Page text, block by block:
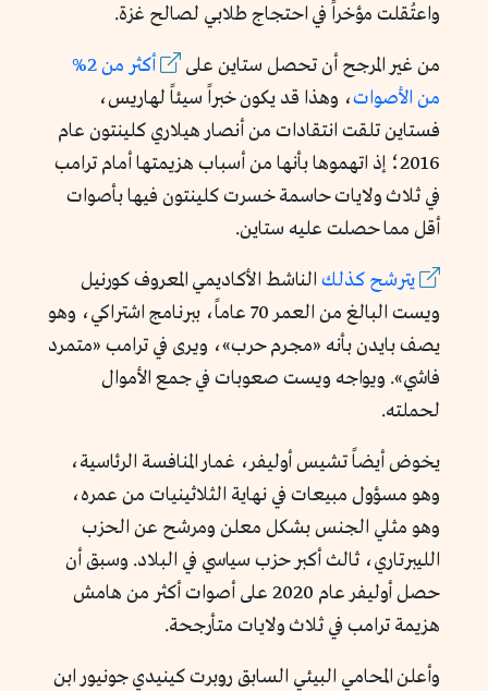
واعتُقلت مؤخراً في احتجاج طلابي لصالح غزة.
من غير المرجح أن تحصل ستاين على
أكثر من 2%
من الأصوات، وهذا قد يكون خبراً سيئاً لهاريس،
فستاين تلقت انتقادات من أنصار هيلاري كلينتون عام
2016؛ إذ اتهموها بأنها من أسباب هزيمتها أمام ترامب
في ثلاث ولايات حاسمة خسرت كلينتون فيها بأصوات
أقل مما حصلت عليه ستاين.
يترشح كذلك الناشط الأكاديمي المعروف كورنيل
ويست البالغ من العمر 70 عاماً، ببرنامج اشتراكي، وهو
يصف بايدن بأنه «مجرم حرب»، ويرى في ترامب «متمرد
فاشي». ويواجه ويست صعوبات في جمع الأموال
لحملته.
يخوض أيضاً تشيس أوليفر، غمار المنافسة الرئاسية،
وهو مسؤول مبيعات في نهاية الثلاثينيات من عمره،
وهو مثلي الجنس بشكل معلن ومرشح عن الحزب
الليبرتاري، ثالث أكبر حزب سياسي في البلاد. وسبق أن
حصل أوليفر عام 2020 على أصوات أكثر من هامش
هزيمة ترامب في ثلاث ولايات متأرجحة.
وأعلن المحامي البيئي السابق روبرت كينيدي جونيور ابن